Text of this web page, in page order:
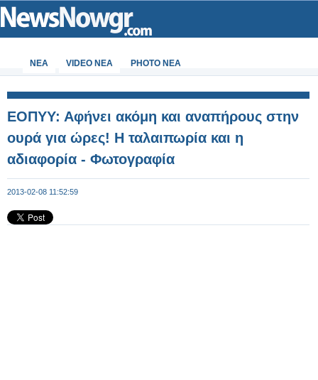
ΝΕΑ VIDEO NEA PHOTO NEA
ΕΟΠΥΥ: Αφήνει ακόμη και αναπήρους στην
ουρά για ώρες! Η ταλαιπωρία και η
αδιαφορία - Φωτογραφία
2013-02-08 11:52:59